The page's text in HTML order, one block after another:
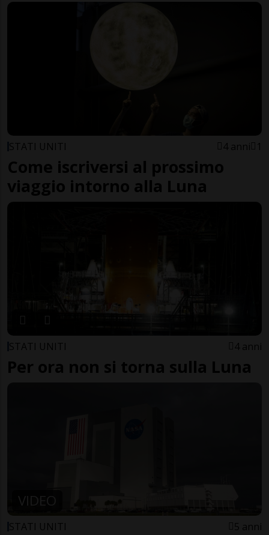
STATI UNITI 4 anni 1
Come iscriversi al prossimo
viaggio intorno alla Luna
STATI UNITI 4 anni
Per ora non si torna sulla Luna
VIDEO
STATI UNITI 5 anni